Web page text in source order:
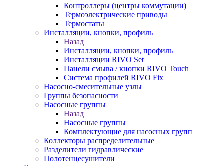
Контроллеры (центры коммутации)
Термоэлектрические приводы
Термостаты
Инсталляции, кнопки, профиль
Назад
Инсталляции, кнопки, профиль
Инсталляции RIVO Set
Панели смыва / кнопки RIVO Touch
Система профилей RIVO Fix
Насосно-смесительные узлы
Группы безопасности
Насосные группы
Назад
Насосные группы
Комплектующие для насосных групп
Коллекторы распределительные
Разделители гидравлические
Полотенцесушители